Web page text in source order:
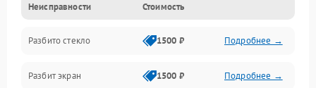
Проблемы связи
Камеры
Проблемы с дисплеем и сенсором
Неисправности Стоимость
Разбито стекло 1500 ₽ Подробнее →
Разбит экран 1500 ₽ Подробнее →